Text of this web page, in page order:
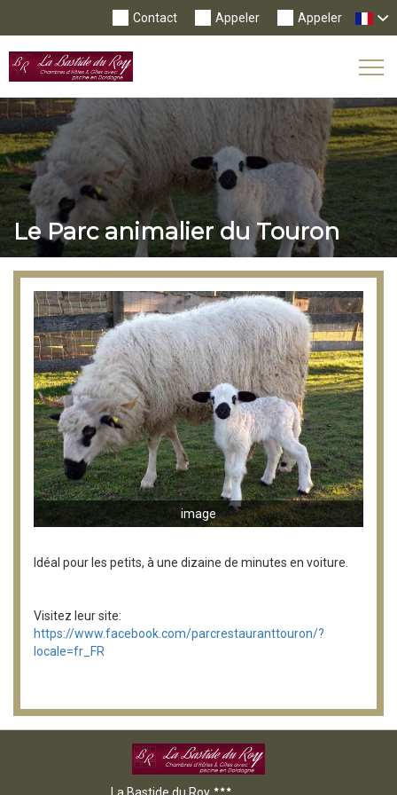
Appeler
Appeler
Contact
Le Parc animalier du Touron
image
Idéal pour les petits, à une dizaine de minutes en voiture.
Visitez leur site:
https://www.facebook.com/parcrestauranttouron/?
locale=fr_FR